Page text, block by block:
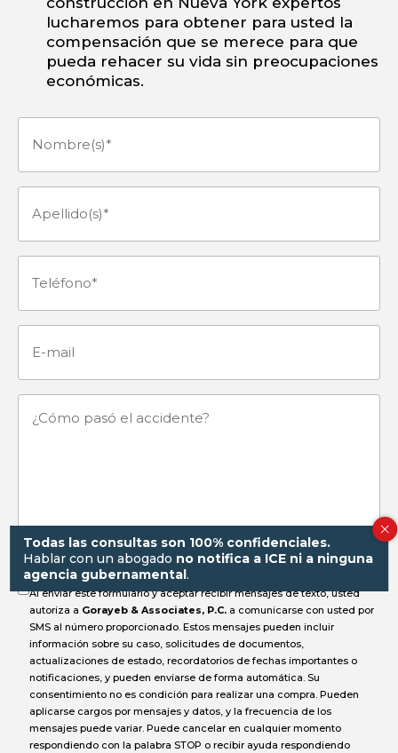
lucharemos para obtener para usted la
compensación que se merece para que
pueda rehacer su vida sin preocupaciones
económicas.
Nombre(s)
Apellido(s)
Teléfono (Obligatorio)
¿Cómo
accidente?
Al enviar este formulario y aceptar recibir mensajes de texto, usted
autoriza a Gorayeb & Associates, P.C. a comunicarse con usted por
SMS al número proporcionado. Estos mensajes pueden incluir
información sobre su caso, solicitudes de documentos,
actualizaciones de estado, recordatorios de fechas importantes o
notificaciones, y pueden enviarse de forma automática. Su
consentimiento no es condición para realizar una compra. Pueden
aplicarse cargos por mensajes y datos, y la frecuencia de los
mensajes puede variar. Puede cancelar en cualquier momento
respondiendo con la palabra STOP o recibir ayuda respondiendo
Todas las consultas son 100% confidenciales.
Hablar con un abogado no notifica a ICE ni a ninguna
agencia gubernamental.